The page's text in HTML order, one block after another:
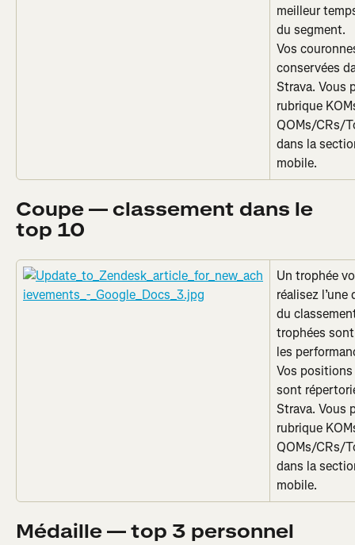
meilleur
du segment.
Vos
conservées
Strava. Vous
rubrique
QOMs/CRs/
dans la
mobile.
Coupe — classement dans le
top 10
Un trophée
réalisez
du
trophées
les
Vos
sont
Strava. Vous
rubrique
QOMs/CRs/
dans la
mobile.
Médaille — top 3 personnel